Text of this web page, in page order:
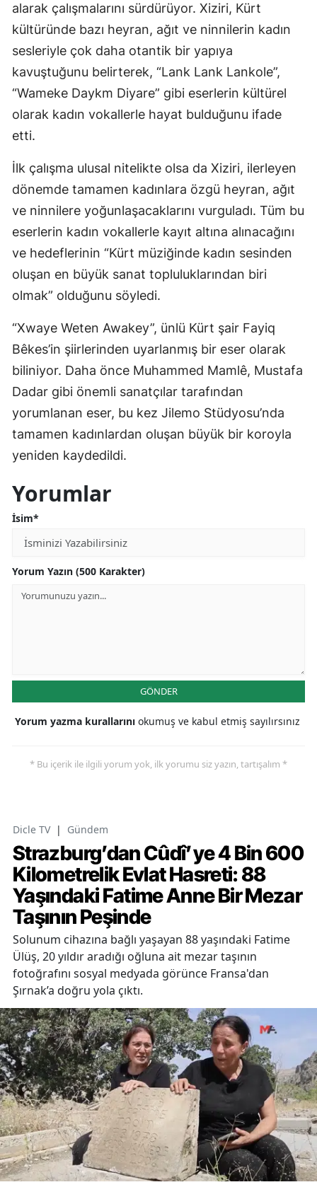
alarak çalışmalarını sürdürüyor. Xiziri, Kürt
kültüründe bazı heyran, ağıt ve ninnilerin kadın
sesleriyle çok daha otantik bir yapıya
kavuştuğunu belirterek, “Lank Lank Lankole”,
“Wameke Daykm Diyare” gibi eserlerin kültürel
olarak kadın vokallerle hayat bulduğunu ifade
etti.
İlk çalışma ulusal nitelikte olsa da Xiziri, ilerleyen
dönemde tamamen kadınlara özgü heyran, ağıt
ve ninnilere yoğunlaşacaklarını vurguladı. Tüm bu
eserlerin kadın vokallerle kayıt altına alınacağını
ve hedeflerinin “Kürt müziğinde kadın sesinden
oluşan en büyük sanat topluluklarından biri
olmak” olduğunu söyledi.
“Xwaye Weten Awakey”, ünlü Kürt şair Fayiq
Bêkes’in şiirlerinden uyarlanmış bir eser olarak
biliniyor. Daha önce Muhammed Mamlê, Mustafa
Dadar gibi önemli sanatçılar tarafından
yorumlanan eser, bu kez Jilemo Stüdyosu’nda
tamamen kadınlardan oluşan büyük bir koroyla
yeniden kaydedildi.
Yorumlar
İsim*
Yorum Yazın (500 Karakter)
GÖNDER
Yorum yazma kurallarını okumuş ve kabul etmiş sayılırsınız
* Bu içerik ile ilgili yorum yok, ilk yorumu siz yazın, tartışalım *
Dicle TV | Gündem
Strazburg’dan Cûdî’ye 4 Bin 600
Kilometrelik Evlat Hasreti: 88
Yaşındaki Fatime Anne Bir Mezar
Taşının Peşinde
Solunum cihazına bağlı yaşayan 88 yaşındaki Fatime
Ülüş, 20 yıldır aradığı oğluna ait mezar taşının
fotoğrafını sosyal medyada görünce Fransa'dan
Şırnak’a doğru yola çıktı.